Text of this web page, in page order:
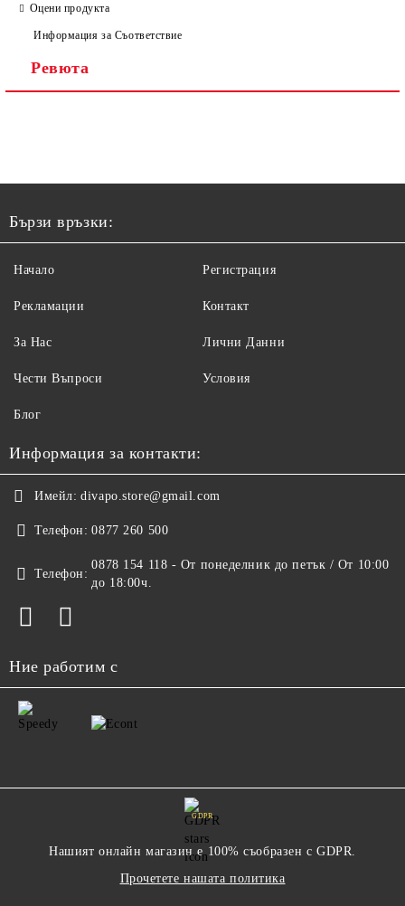
Оцени продукта
Информация за Съответствие
Ревюта
Бързи връзки:
Начало
Рекламации
За Нас
Чести Въпроси
Регистрация
Контакт
Лични Данни
Условия
Блог
Информация за контакти:
Имейл: divapo.store@gmail.com
Телефон: 0877 260 500
Телефон:
0878 154 118 - От понеделник до петък / От 10:00
до 18:00ч.
Ние работим с
GDPR
Нашият онлайн магазин е 100% съобразен с GDPR.
Прочетете нашата политика